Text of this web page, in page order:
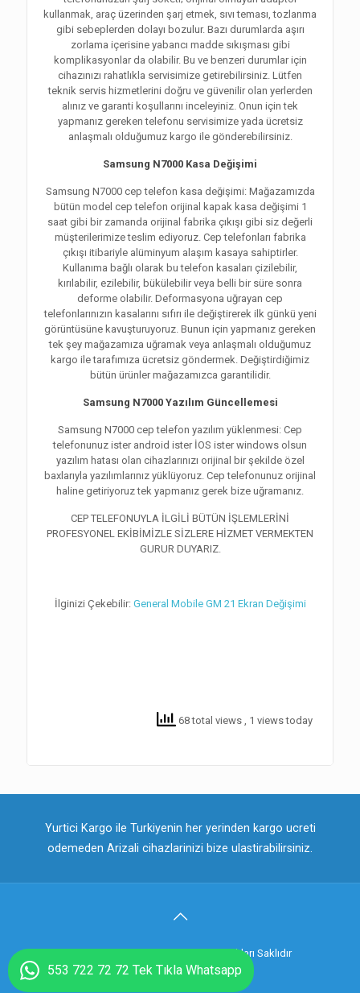
kullanmak, araç üzerinden şarj etmek, sıvı teması, tozlanma
gibi sebeplerden dolayı bozulur. Bazı durumlarda aşırı
zorlama içerisine yabancı madde sıkışması gibi
komplikasyonlar da olabilir. Bu ve benzeri durumlar için
cihazınızı rahatlıkla servisimize getirebilirsiniz. Lütfen
teknik servis hizmetlerini doğru ve güvenilir olan yerlerden
alınız ve garanti koşullarını inceleyiniz. Onun için tek
yapmanız gereken telefonu servisimize yada ücretsiz
anlaşmalı olduğumuz kargo ile gönderebilirsiniz.
Samsung N7000 Kasa Değişimi
Samsung N7000 cep telefon kasa değişimi: Mağazamızda
bütün model cep telefon orijinal kapak kasa değişimi 1
saat gibi bir zamanda orijinal fabrika çıkışı gibi siz değerli
müşterilerimize teslim ediyoruz. Cep telefonları fabrika
çıkışı itibariyle alüminyum alaşım kasaya sahiptirler.
Kullanıma bağlı olarak bu telefon kasaları çizilebilir,
kırılabilir, ezilebilir, bükülebilir veya belli bir süre sonra
deforme olabilir. Deformasyona uğrayan cep
telefonlarınızın kasalarını sıfırı ile değiştirerek ilk günkü yeni
görüntüsüne kavuşturuyoruz. Bunun için yapmanız gereken
tek şey mağazamıza uğramak veya anlaşmalı olduğumuz
kargo ile tarafımıza ücretsiz göndermek. Değiştirdiğimiz
bütün ürünler mağazamızca garantilidir.
Samsung N7000 Yazılım Güncellemesi
Samsung N7000 cep telefon yazılım yüklenmesi: Cep
telefonunuz ister android ister İOS ister windows olsun
yazılım hatası olan cihazlarınızı orijinal bir şekilde özel
baxlarıyla yazılımlarınız yüklüyoruz. Cep telefonunuz orijinal
haline getiriyoruz tek yapmanız gerek bize uğramanız.
CEP TELEFONUYLA İLGİLİ BÜTÜN İŞLEMLERİNİ
PROFESYONEL EKİBİMİZLE SİZLERE HİZMET VERMEKTEN
GURUR DUYARIZ.
İlginizi Çekebilir: General Mobile GM 21 Ekran Değişimi
68 total views , 1 views today
Yurtici Kargo ile Turkiyenin her yerinden kargo ucreti
odemeden Arizali cihazlarinizi bize ulastirabilirsiniz.
© 2018 Telefontamircin.net . Tüm Hakları Saklıdır
553 722 72 72 Tek Tıkla Whatsapp